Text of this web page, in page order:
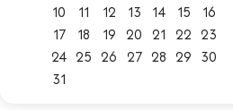
10
11 12 13 14 15
16
17
18 19 20 21 22 23
24 25 26 27 28 29
30
31